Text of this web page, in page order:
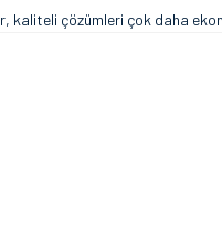
kaliteli çözümleri çok daha